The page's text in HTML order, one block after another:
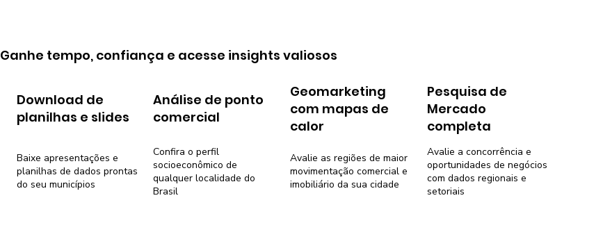
Download de
planilhas e slides
Baixe apresentações e
planilhas de dados prontas
do seu municípios
Análise de ponto
comercial
Confira o perfil
socioeconômico de
qualquer localidade do
Brasil
Geomarketing
com mapas de
calor
Avalie as regiões de maior
movimentação comercial e
imobiliário da sua cidade
Pesquisa de
Mercado
completa
Avalie a concorrência e
oportunidades de negócios
com dados regionais e
setoriais
Ganhe tempo, confiança e acesse insights valiosos